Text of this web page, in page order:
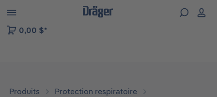
to B2B platform navigation
0,00 $*
Produits
Protection respiratoire